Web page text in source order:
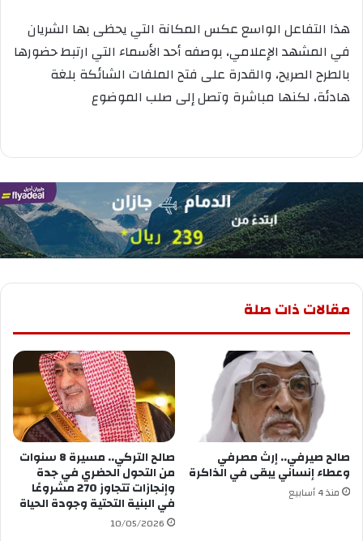
هذا التفاعل الواسع عكس المكانة التي يحظى بها الشريان
في المشهد الإعلامي، بوصفه أحد الأسماء التي ارتبط حضورها
بالطرح الصريح، والقدرة على فتح الملفات الشائكة بلغة
هادئة، لكنها مباشرة وتصل إلى صلب الموضوع
مقالات ذات صلة
صالح صيرفي.. إرث مصرفي
وعطاء إنساني يبقى في الذاكرة
منذ 4 أسابيع
صالح التركي.. مسيرة 8 سنوات
من التحول الحضري في جدة
وإنجازات تتجاوز 270 مشروعًا
في البنية التحتية وجودة الحياة
10/05/2026